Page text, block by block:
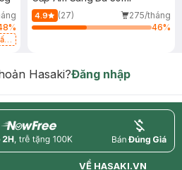
%
4.9 (27)
275/tháng
46%
Hasaki?Đăng nhập
price
VỀ HASAKI.VN